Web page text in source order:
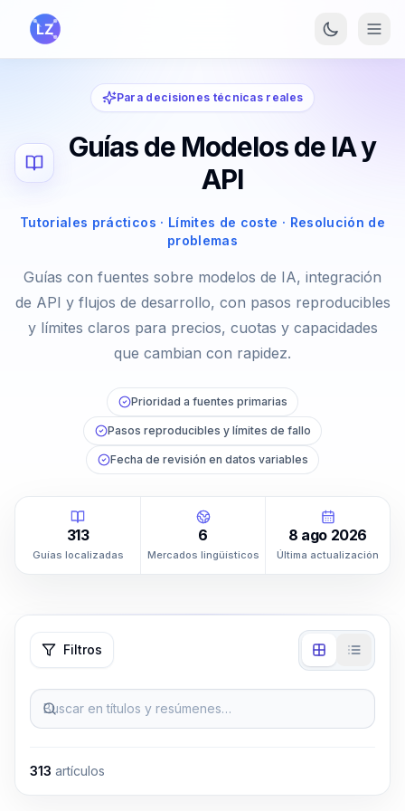
Saltar al contenido principal
Para decisiones técnicas reales
Guías de Modelos de IA y
API
Tutoriales prácticos · Límites de coste · Resolución de
problemas
Guías con fuentes sobre modelos de IA, integración
de API y flujos de desarrollo, con pasos reproducibles
y límites claros para precios, cuotas y capacidades
que cambian con rapidez.
Prioridad a fuentes primarias
Pasos reproducibles y límites de fallo
Fecha de revisión en datos variables
313
Guías localizadas
6
Mercados lingüísticos
8 ago 2026
Última actualización
Filtros
Buscar en títulos y resúmenes…
313 artículos